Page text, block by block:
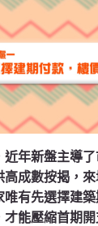
近年新盤主導
成數按揭，
唯有先選擇建
才能壓縮首期